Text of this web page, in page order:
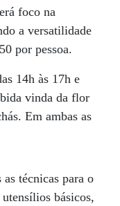
foco na
a versatilidade
por pessoa.
14h às 17h e
vinda da flor
Em ambas as
as técnicas para o
básicos,